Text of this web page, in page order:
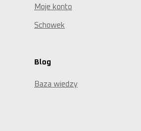
Moje konto
Schowek
Blog
Baza wiedzy